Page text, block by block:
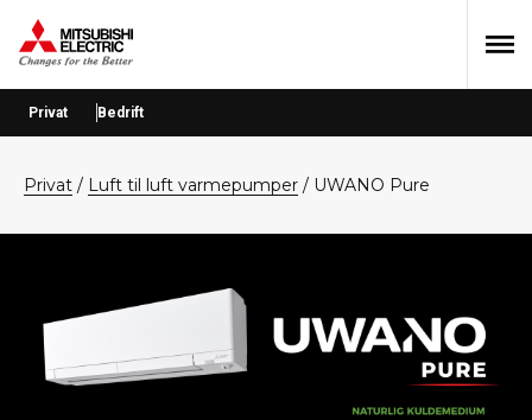
Hopp
menyen
Hopp
Hopp
Privat Bedrift
privat / Luft til luft varmepumper / UWANO Pure